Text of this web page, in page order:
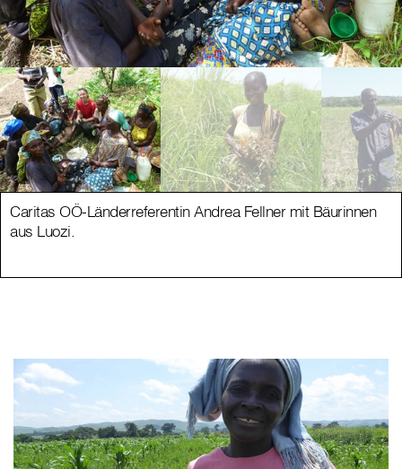
Caritas OÖ-Länderreferentin Andrea Fellner mit Bäurinnen
aus Luozi.